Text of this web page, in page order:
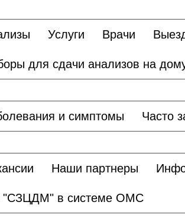
Услуги Врачи
для сдачи анализов на
и симптомы Часто
Наши партнеры
в системе ОМС